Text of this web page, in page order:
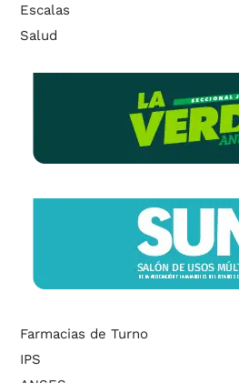
Escalas
Salud
Farmacias de Turno
IPS